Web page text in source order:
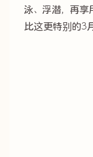
泳、浮潜，再
比这更特别的3